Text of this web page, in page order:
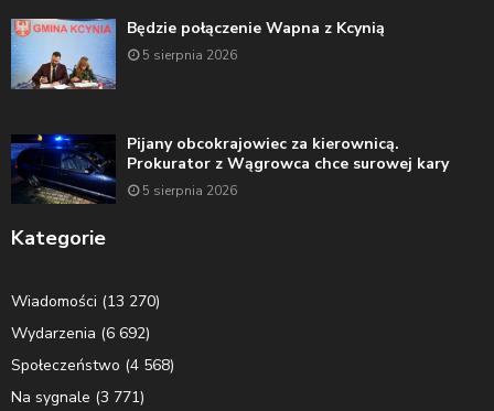
Będzie połączenie Wapna z Kcynią
5 sierpnia 2026
Pijany obcokrajowiec za kierownicą.
Prokurator z Wągrowca chce surowej kary
5 sierpnia 2026
Kategorie
Wiadomości (13 270)
Wydarzenia (6 692)
Społeczeństwo (4 568)
Na sygnale (3 771)